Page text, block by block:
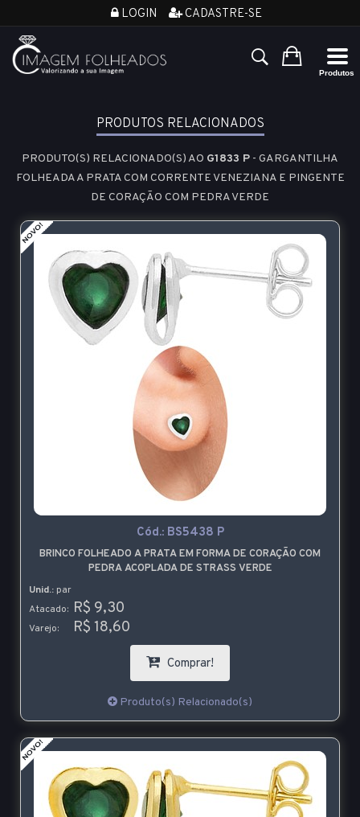
LOGIN CADASTRE-SE
PRODUTOS RELACIONADOS
PRODUTO(S) RELACIONADO(S) AO G1833 P - GARGANTILHA
FOLHEADA A PRATA COM CORRENTE VENEZIANA E PINGENTE
DE CORAÇÃO COM PEDRA VERDE
Cód.: BS5438 P
BRINCO FOLHEADO A PRATA EM FORMA DE CORAÇÃO COM
PEDRA ACOPLADA DE STRASS VERDE
Unid.: par
Atacado: R$ 9,30
Varejo: R$ 18,60
Comprar!
Produto(s) Relacionado(s)